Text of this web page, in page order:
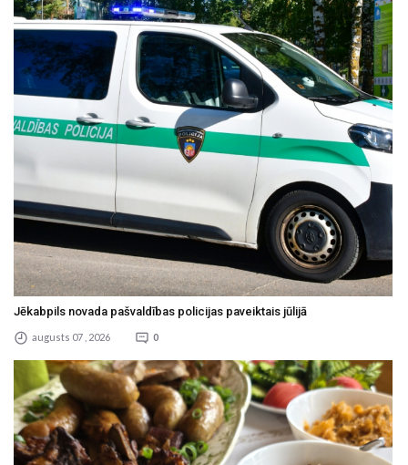
Jēkabpils novada pašvaldības policijas paveiktais jūlijā
augusts 07 , 2026 0